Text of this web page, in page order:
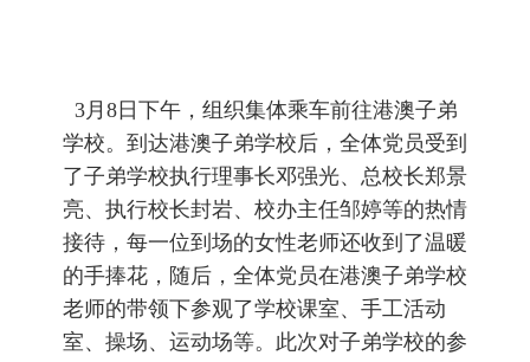
3月 8 日下午，组织集体乘车前往港澳子弟
学校。到达港澳子弟学校后，全体党员受到
了子弟学校执行理事长邓强光、总校长郑景
亮、执行校长封岩、校办主任邹婷等的热情
接待，每一位到场的女性老师还收到了温暖
的手捧花，随后，全体党员在港澳子弟学校
老师的带领下参观了学校课室、手工活动
室、操场、运动场等。此次对子弟学校的参